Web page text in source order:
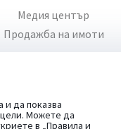
и да показва
цели. Можете да
в „Правила и
Медия център
Продажба на имоти